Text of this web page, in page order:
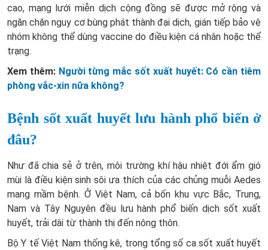
cao, mạng lưới miễn dịch cộng đồng sẽ được mở rộng và
ngăn chặn nguy cơ bùng phát thành đại dịch, gián tiếp bảo vệ
nhóm không thể dùng vaccine do điều kiện cá nhân hoặc thể
trạng.
Xem thêm: Người từng mắc sốt xuất huyết: Có cần tiêm
phòng vắc-xin nữa không?
Bệnh sốt xuất huyết lưu hành phổ biến ở
đâu?
Như đã chia sẻ ở trên, môi trường khí hậu nhiệt đới ẩm gió
mùi là điều kiện sinh sôi ưa thích của các chủng muỗi Aedes
mang mầm bệnh. Ở Việt Nam, cả bốn khu vực Bắc, Trung,
Nam và Tây Nguyên đều lưu hành phổ biến dịch sốt xuất
huyết, trải dài từ thành thị đến nông thôn.
Bộ Y tế Việt Nam thống kê, trong tổng số ca sốt xuất huyết